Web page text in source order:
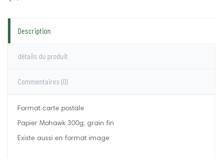
Description
détails du produit
Commentaires (0)
Format carte postale
Papier Mohawk 300g, grain fin
Existe aussi en format image